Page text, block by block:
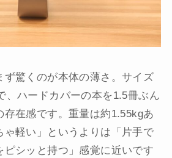
ず驚くのが本体の薄さ。サイズ
、ハードカバーの本を1.5冊ぶん
存在感です。重量は約1.55kgあ
ゃ軽い」というよりは「片手で
ピシッと持つ」感覚に近いです